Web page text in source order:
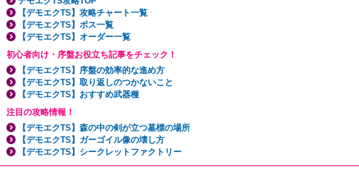
【デモエクTS】攻略チャート一覧
【デモエクTS】ボス一覧
【デモエクTS】オーダー一覧
初心者向け・序盤お役立ち記事をチェック！
【デモエクTS】序盤の効率的な進め方
【デモエクTS】取り返しのつかないこと
【デモエクTS】おすすめ武器種
注目の攻略情報！
【デモエクTS】森の中の剣が立つ墓標の場所
【デモエクTS】ガーゴイル像の壊し方
【デモエクTS】シークレットファクトリー